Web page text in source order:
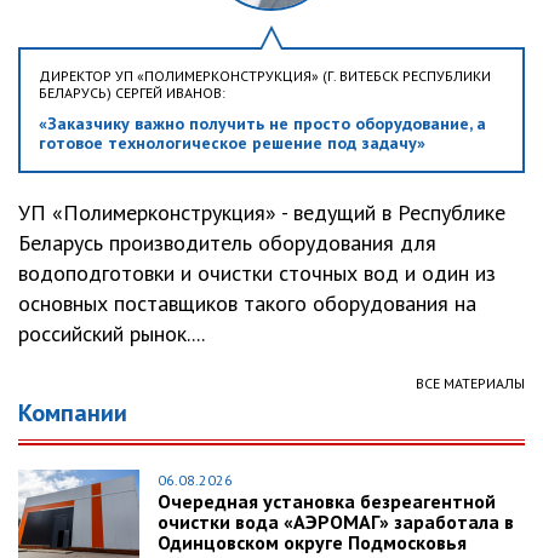
ДИРЕКТОР УП «ПОЛИМЕРКОНСТРУКЦИЯ» (Г. ВИТЕБСК РЕСПУБЛИКИ
БЕЛАРУСЬ) СЕРГЕЙ ИВАНОВ:
«Заказчику важно получить не просто оборудование, а
готовое технологическое решение под задачу»
УП «Полимерконструкция» - ведущий в Республике
Беларусь производитель оборудования для
водоподготовки и очистки сточных вод и один из
основных поставщиков такого оборудования на
российский рынок....
ВСЕ МАТЕРИАЛЫ
Компании
06.08.2026
Очередная установка безреагентной
очистки вода «АЭРОМАГ» заработала в
Одинцовском округе Подмосковья